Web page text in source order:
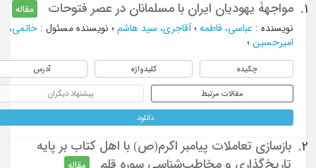
1. مواجهۀ یهودیان ایران با مسلمانان در عصر فتوحات
مقاله
نویسنده: عباسی، فاطمه؛ آقاجری، سید هاشم؛ نویسنده مسئول : حاتمی،
امیرحسین؛
چکیده کلیدواژه آدرس
مقالات مرتبط پیشنهاد دیگران
دانلود
2.
بازسازی تعاملات پیامبر اکرم(ص) با اهل کتاب بر پایه
تاریخ‌گذاری و مخاطب‌شناسی سوره قلم
مقاله